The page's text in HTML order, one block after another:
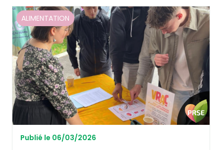
ALIMENTATION
Publié le 06/03/2026